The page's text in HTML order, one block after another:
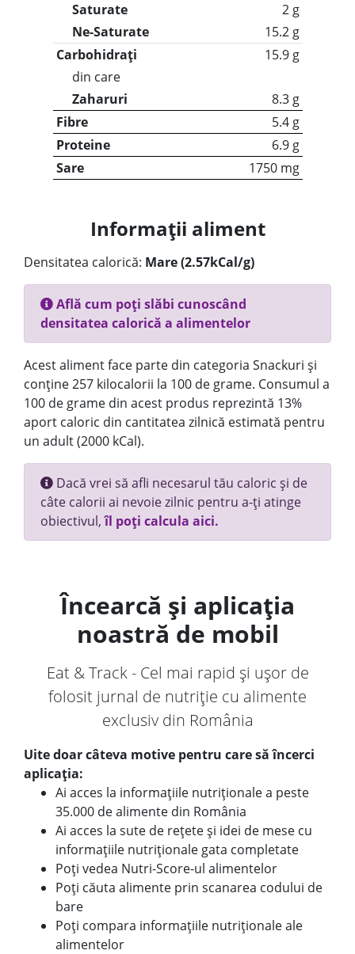
Saturate
2 g
Ne-Saturate
15.2 g
Carbohidrați
15.9 g
din care
Zaharuri
8.3 g
Fibre
5.4 g
Proteine
6.9 g
Sare
1750 mg
Informații aliment
Densitatea calorică: Mare (2.57kCal/g)
Află cum poți slăbi cunoscând
densitatea calorică a alimentelor
Acest aliment face parte din categoria Snackuri și
conține 257 kilocalorii la 100 de grame. Consumul a
100 de grame din acest produs reprezintă 13%
aport caloric din cantitatea zilnică estimată pentru
un adult (2000 kCal).
Dacă vrei să afli necesarul tău caloric și de
câte calorii ai nevoie zilnic pentru a-ți atinge
obiectivul,îl poți calcula aici.
Încearcă și aplicația
noastră de mobil
Eat & Track - Cel mai rapid și ușor de
folosit jurnal de nutriție cu alimente
exclusiv din România
Uite doar câteva motive pentru care să încerci
aplicația:
Ai acces la informațiile nutriționale a peste
35.000 de alimente din România
Ai acces la sute de rețete și idei de mese cu
informațiile nutriționale gata completate
Poți vedea Nutri-Score-ul alimentelor
Poți căuta alimente prin scanarea codului de
bare
Poți compara informațiile nutriționale ale
alimentelor